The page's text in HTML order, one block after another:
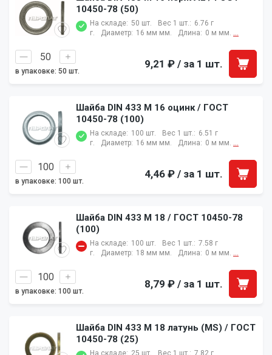
10450-78 (50)
На складе: 50 шт. Вес 1 шт.: 6.76 г
г.
Диаметр: 16 мм мм. Длина: 0 м мм. ...
в упаковке: 50 шт.
9,21 ₽ / за 1 шт.
Шайба DIN 433 M 16 оцинк / ГОСТ
10450-78 (100)
На складе: 100 шт. Вес 1 шт.: 6.51 г
г.
Диаметр: 16 мм мм. Длина: 0 м мм. ...
в упаковке: 100 шт.
4,46 ₽ / за 1 шт.
Шайба DIN 433 M 18 / ГОСТ 10450-78
(100)
На складе: 100 шт. Вес 1 шт.: 7.58 г
г.
Диаметр: 18 мм мм. Длина: 0 м мм. ...
в упаковке: 100 шт.
8,79 ₽ / за 1 шт.
Шайба DIN 433 M 18 латунь (MS) / ГОСТ
10450-78 (25)
На складе: 25 шт. Вес 1 шт.: 7.82 г